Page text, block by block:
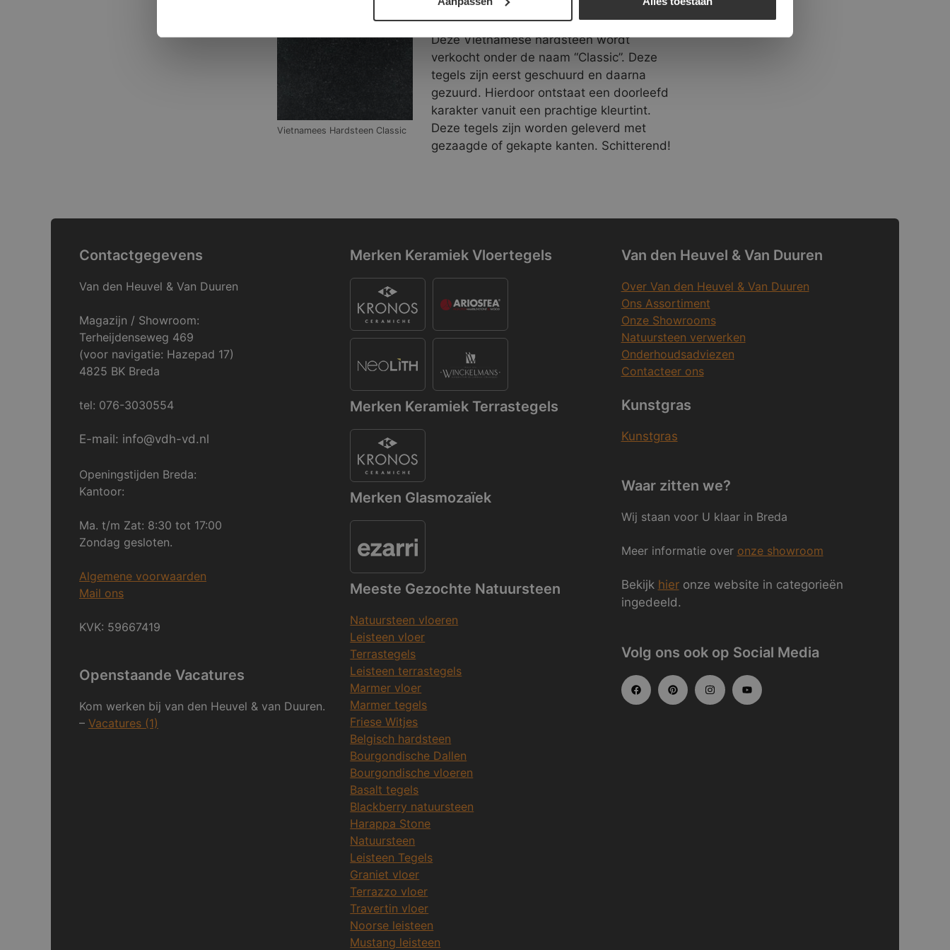
Vietnamees Hardsteen Geschuurd en Gezuurd
Vietnamees Hardsteen Classic
Deze Vietnamese hardsteen wordt
verkocht onder de naam “Classic”. Deze
tegels zijn eerst geschuurd en daarna
gezuurd. Hierdoor ontstaat een doorleefd
karakter vanuit een prachtige kleurtint.
Deze tegels zijn worden geleverd met
gezaagde of gekapte kanten. Schitterend!
Contactgegevens
Van den Heuvel & Van Duuren
Magazijn / Showroom:
Terheijdenseweg 469
(voor navigatie: Hazepad 17)
4825 BK Breda
tel: 076-3030554
E-mail: info@vdh-vd.nl
Openingstijden Breda:
Kantoor:
Ma. t/m Zat: 8:30 tot 17:00
Zondag gesloten.
Algemene voorwaarden
Mail ons
KVK: 59667419
Openstaande Vacatures
Kom werken bij van den Heuvel & van Duuren.
– Vacatures (1)
Merken Keramiek Vloertegels
Merken Keramiek Terrastegels
Merken Glasmozaïek
Meeste Gezochte Natuursteen
Natuursteen vloeren
Leisteen vloer
Terrastegels
Leisteen terrastegels
Marmer vloer
Marmer tegels
Friese Witjes
Belgisch hardsteen
Bourgondische Dallen
Bourgondische vloeren
Basalt tegels
Blackberry natuursteen
Harappa Stone
Natuursteen
Leisteen Tegels
Graniet vloer
Terrazzo vloer
Travertin vloer
Noorse leisteen
Mustang leisteen
Van den Heuvel & Van Duuren
Over Van den Heuvel & Van Duuren
Ons Assortiment
Onze Showrooms
Natuursteen verwerken
Onderhoudsadviezen
Contacteer ons
Kunstgras
Kunstgras
Waar zitten we?
Wij staan voor U klaar in Breda
Meer informatie over onze showroom
Bekijk hieronze website in categorieën
ingedeeld.
Volg ons ook op Social Media